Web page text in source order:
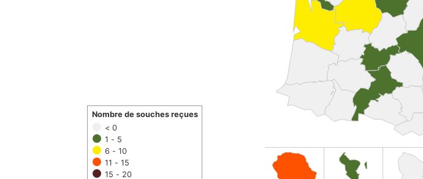
< 0
1 - 5
6 - 10
11 - 15
15 - 20
Nombre de souches reçues